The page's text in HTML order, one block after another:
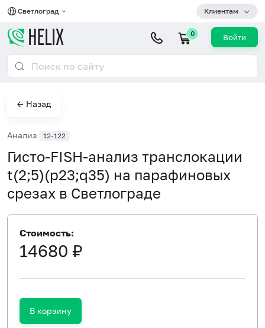
Светлоград Клиентам
0 Войти
← Назад
Анализ 12-122
Гисто-FISH-анализ транслокации
t(2;5)(p23;q35) на парафиновых
срезах в Светлограде
Стоимость:
14680 ₽
В корзину